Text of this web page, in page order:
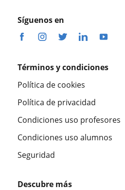
Síguenos en
Términos y condiciones
Política de cookies
Política de privacidad
Condiciones uso profesores
Condiciones uso alumnos
Seguridad
Descubre más